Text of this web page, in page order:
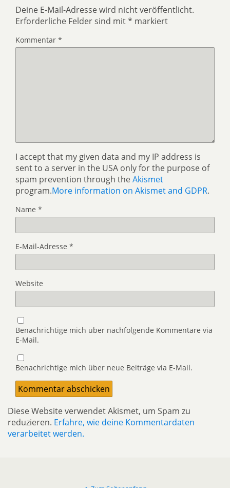
Deine E-Mail-Adresse wird nicht veröffentlicht.
Erforderliche Felder sind mit* markiert
Kommentar *
I accept that my given data and my IP address is
sent to a server in the USA only for the purpose of
spam prevention through theAkismet
program.More information on Akismet and GDPR.
Name *
E-Mail-Adresse *
Website
Benachrichtige mich über nachfolgende Kommentare via
E-Mail.
Benachrichtige mich über neue Beiträge via E-Mail.
Diese Website verwendet Akismet, um Spam zu
reduzieren. Erfahre, wie deine Kommentardaten
verarbeitet werden.